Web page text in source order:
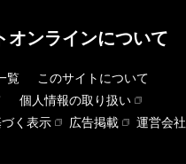
オンラインについて
覧
このサイトについて
個人情報の取り扱い
く表示
広告掲載
運営会社